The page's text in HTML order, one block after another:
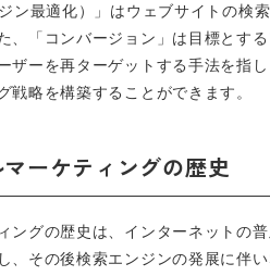
ン最適化）」はウェブサイトの
、「コンバージョン」は目標とす
ザーを再ターゲットする手法を指
戦略を構築することができます。
ーケティングの歴史
ングの歴史は、インターネットの
、その後検索エンジンの発展に伴